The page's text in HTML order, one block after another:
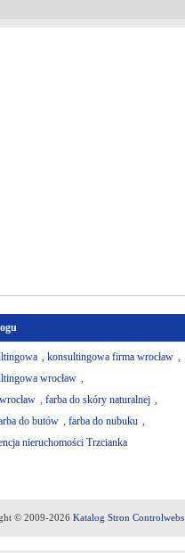
, konsultingowa firma wrocław ,
wrocław ,
, farba do skóry naturalnej ,
do butów , farba do nubuku ,
nieruchomości Trzcianka
© 2009-2026 Katalog Stron Controlwebs